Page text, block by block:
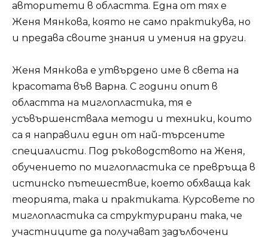
авторитети в областта. Една от тях е
Женя Мянкова, която не само практикува, но
и предава своите знания и умения на други.
Женя Мянкова е утвърдено име в света на
красотата във Варна. С години опит в
областта на миглопластика, тя е
усъвършенствала методи и техники, които
са я направили един от най-търсените
специалисти. Под ръководството на Женя,
обучението по миглопластика се превръща в
истинско пътешествие, което обхваща как
теорията, така и практиката. Курсовете по
миглопластика са структурирани така, че
участниците да получават задълбочени